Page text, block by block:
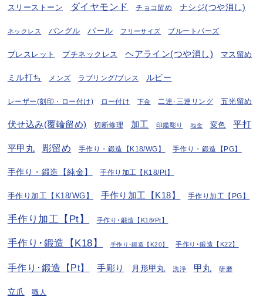
スリーストーン ダイヤモンド チョコ留め ナシジ(つや消し)
ネックレス バングル パール フリーサイズ ブルートパーズ
ブレスレット プチネックレス ヘアライン(つや消し) マス留め
ミル打ち メンズ ラブリング/ブレス ルビー
レーザー(刻印・ロー付け) ロー付け 下金 二連･三連リング 五光留め
伏せ込み(覆輪留め) 切断修理 加工 印鑑彫り 地金 変色 平打
平甲丸 彫留め 手作り・鍛造【K18/WG】 手作り・鍛造【PG】
手作り・鍛造【純金】 手作り加工【K18/Pt】
手作り加工【K18/WG】 手作り加工【K18】 手作り加工【PG】
手作り加工【Pt】 手作り･鍛造【K18/Pt】
手作り･鍛造【K18】 手作り･鍛造【K20】 手作り･鍛造【K22】
手作り･鍛造【Pt】 手彫り 月形甲丸 洗浄 甲丸 研磨
立爪 職人